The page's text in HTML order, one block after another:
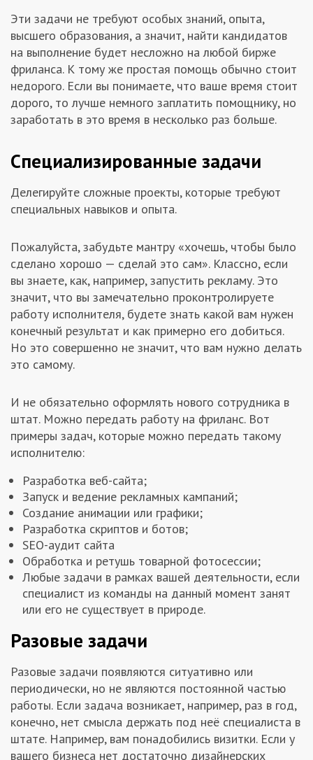
Эти задачи не требуют особых знаний, опыта,
высшего образования, а значит, найти кандидатов
на выполнение будет несложно на любой бирже
фриланса. К тому же простая помощь обычно стоит
недорого. Если вы понимаете, что ваше время стоит
дорого, то лучше немного заплатить помощнику, но
заработать в это время в несколько раз больше.
Специализированные задачи
Делегируйте сложные проекты, которые требуют
специальных навыков и опыта.
Пожалуйста, забудьте мантру «хочешь, чтобы было
сделано хорошо — сделай это сам». Классно, если
вы знаете, как, например, запустить рекламу. Это
значит, что вы замечательно проконтролируете
работу исполнителя, будете знать какой вам нужен
конечный результат и как примерно его добиться.
Но это совершенно не значит, что вам нужно делать
это самому.
И не обязательно оформлять нового сотрудника в
штат. Можно передать работу на фриланс. Вот
примеры задач, которые можно передать такому
исполнителю:
Разработка веб-сайта;
Запуск и ведение рекламных кампаний;
Создание анимации или графики;
Разработка скриптов и ботов;
SEO-аудит сайта
Обработка и ретушь товарной фотосессии;
Любые задачи в рамках вашей деятельности, если
специалист из команды на данный момент занят
или его не существует в природе.
Разовые задачи
Разовые задачи появляются ситуативно или
периодически, но не являются постоянной частью
работы. Если задача возникает, например, раз в год,
конечно, нет смысла держать под неё специалиста в
штате. Например, вам понадобились визитки. Если у
вашего бизнеса нет достаточно дизайнерских